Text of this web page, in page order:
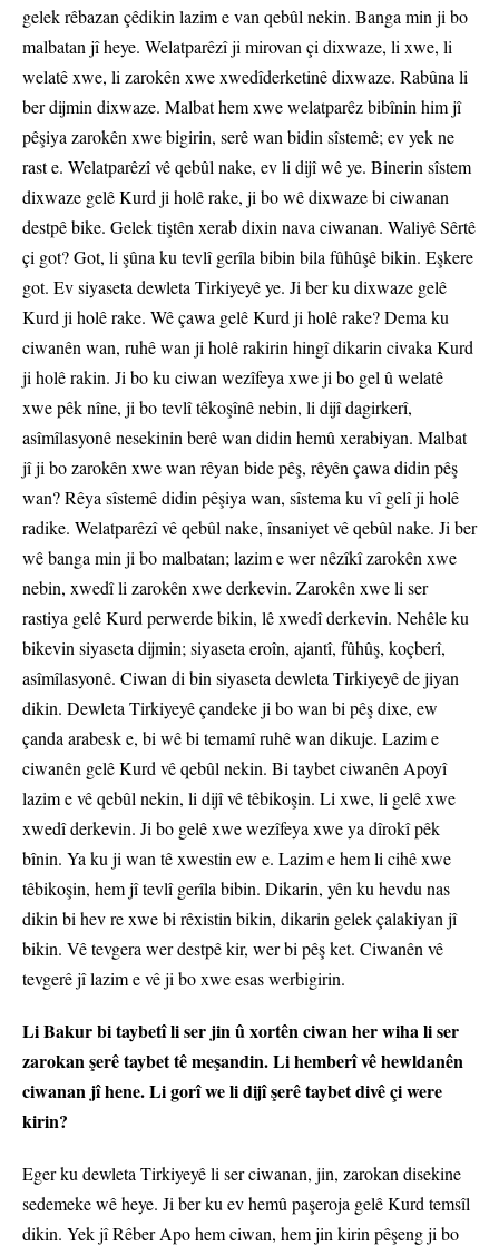
gelek rêbazan çêdikin lazim e van qebûl nekin. Banga min ji bo
malbatan jî heye. Welatparêzî ji mirovan çi dixwaze, li xwe, li
welatê xwe, li zarokên xwe xwedîderketinê dixwaze. Rabûna li
ber dijmin dixwaze. Malbat hem xwe welatparêz bibînin him jî
pêşiya zarokên xwe bigirin, serê wan bidin sîstemê; ev yek ne
rast e. Welatparêzî vê qebûl nake, ev li dijî wê ye. Binerin sîstem
dixwaze gelê Kurd ji holê rake, ji bo wê dixwaze bi ciwanan
destpê bike. Gelek tiştên xerab dixin nava ciwanan. Waliyê Sêrtê
çi got? Got, li şûna ku tevlî gerîla bibin bila fûhûşê bikin. Eşkere
got. Ev siyaseta dewleta Tirkiyeyê ye. Ji ber ku dixwaze gelê
Kurd ji holê rake. Wê çawa gelê Kurd ji holê rake? Dema ku
ciwanên wan, ruhê wan ji holê rakirin hingî dikarin civaka Kurd
ji holê rakin. Ji bo ku ciwan wezîfeya xwe ji bo gel û welatê
xwe pêk nîne, ji bo tevlî têkoşînê nebin, li dijî dagirkerî,
asîmîlasyonê nesekinin berê wan didin hemû xerabiyan. Malbat
jî ji bo zarokên xwe wan rêyan bide pêş, rêyên çawa didin pêş
wan? Rêya sîstemê didin pêşiya wan, sîstema ku vî gelî ji holê
radike. Welatparêzî vê qebûl nake, însaniyet vê qebûl nake. Ji ber
wê banga min ji bo malbatan; lazim e wer nêzîkî zarokên xwe
nebin, xwedî li zarokên xwe derkevin. Zarokên xwe li ser
rastiya gelê Kurd perwerde bikin, lê xwedî derkevin. Nehêle ku
bikevin siyaseta dijmin; siyaseta eroîn, ajantî, fûhûş, koçberî,
asîmîlasyonê. Ciwan di bin siyaseta dewleta Tirkiyeyê de jiyan
dikin. Dewleta Tirkiyeyê çandeke ji bo wan bi pêş dixe, ew
çanda arabesk e, bi wê bi temamî ruhê wan dikuje. Lazim e
ciwanên gelê Kurd vê qebûl nekin. Bi taybet ciwanên Apoyî
lazim e vê qebûl nekin, li dijî vê têbikoşin. Li xwe, li gelê xwe
xwedî derkevin. Ji bo gelê xwe wezîfeya xwe ya dîrokî pêk
bînin. Ya ku ji wan tê xwestin ew e. Lazim e hem li cihê xwe
têbikoşin, hem jî tevlî gerîla bibin. Dikarin, yên ku hevdu nas
dikin bi hev re xwe bi rêxistin bikin, dikarin gelek çalakiyan jî
bikin. Vê tevgera wer destpê kir, wer bi pêş ket. Ciwanên vê
tevgerê jî lazim e vê ji bo xwe esas werbigirin.
Li Bakur bi taybetî li ser jin û xortên ciwan her wiha li ser
zarokan şerê taybet tê meşandin. Li hemberî vê hewldanên
ciwanan jî hene. Li gorî we li dijî şerê taybet divê çi were
kirin?
Eger ku dewleta Tirkiyeyê li ser ciwanan, jin, zarokan disekine
sedemeke wê heye. Ji ber ku ev hemû paşeroja gelê Kurd temsîl
dikin. Yek jî Rêber Apo hem ciwan, hem jin kirin pêşeng ji bo